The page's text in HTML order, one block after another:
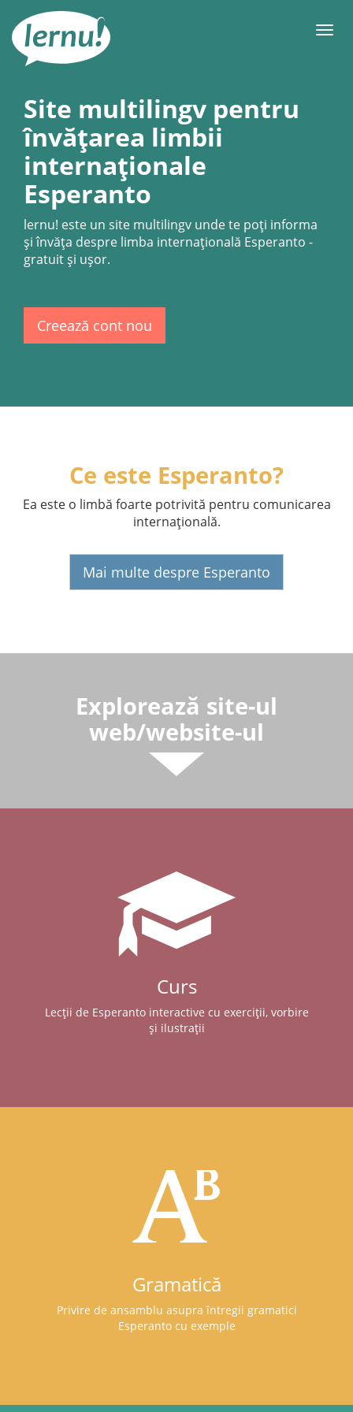
conținut
Site multilingv pentru
învățarea limbii
internaționale
Esperanto
lernu! este un site multilingv unde te poți informa
și învăța despre limba internațională Esperanto -
gratuit şi uşor.
Creează cont nou
Ce este Esperanto?
Ea este o limbă foarte potrivită pentru comunicarea
internaţională.
Mai multe despre Esperanto
Explorează site-ul
web/website-ul
Curs
Lecții de Esperanto interactive cu exerciții, vorbire
și ilustrații
Gramatică
Privire de ansamblu asupra întregii gramatici
Esperanto cu exemple